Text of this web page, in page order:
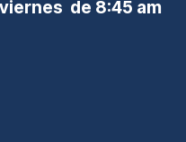
de 8:45 am